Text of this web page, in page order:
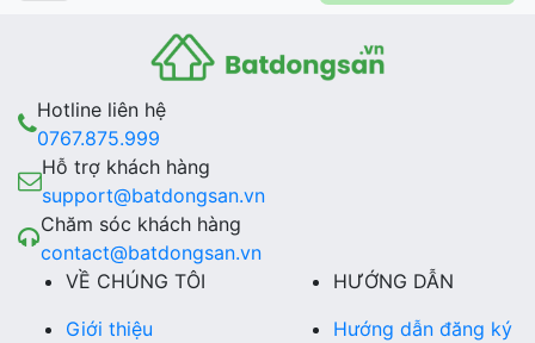
Hotline liên hệ
0767.875.999
Hỗ trợ khách hàng
support@batdongsan.vn
Chăm sóc khách hàng
contact@batdongsan.vn
VỀ CHÚNG TÔI
Giới thiệu
HƯỚNG DẪN
Hướng dẫn đăng ký